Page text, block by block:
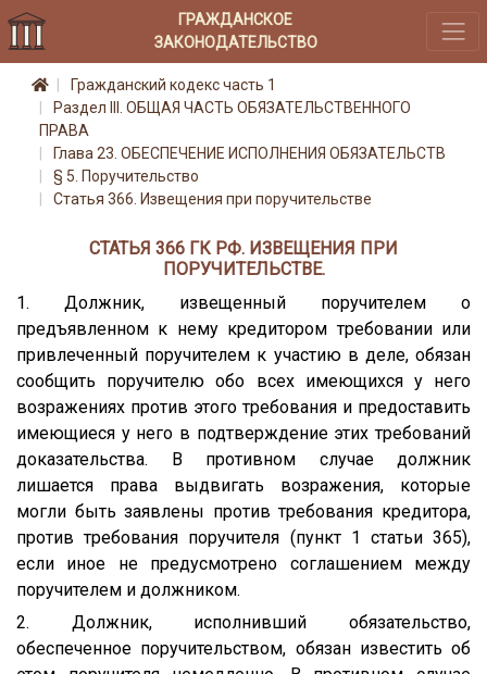
ГРАЖДАНСКОЕ
ЗАКОНОДАТЕЛЬСТВО
Гражданский кодекс часть 1
Раздел III. ОБЩАЯ ЧАСТЬ ОБЯЗАТЕЛЬСТВЕННОГО
ПРАВА
Глава 23. ОБЕСПЕЧЕНИЕ ИСПОЛНЕНИЯ ОБЯЗАТЕЛЬСТВ
§ 5. Поручительство
Статья 366. Извещения при поручительстве
СТАТЬЯ 366 ГК РФ. ИЗВЕЩЕНИЯ ПРИ
ПОРУЧИТЕЛЬСТВЕ.
1. Должник, извещенный поручителем о
предъявленном к нему кредитором требовании или
привлеченный поручителем к участию в деле, обязан
сообщить поручителю обо всех имеющихся у него
возражениях против этого требования и предоставить
имеющиеся у него в подтверждение этих требований
доказательства. В противном случае должник
лишается права выдвигать возражения, которые
могли быть заявлены против требования кредитора,
против требования поручителя (пункт 1 статьи 365),
если иное не предусмотрено соглашением между
поручителем и должником.
2. Должник, исполнивший обязательство,
обеспеченное поручительством, обязан известить об